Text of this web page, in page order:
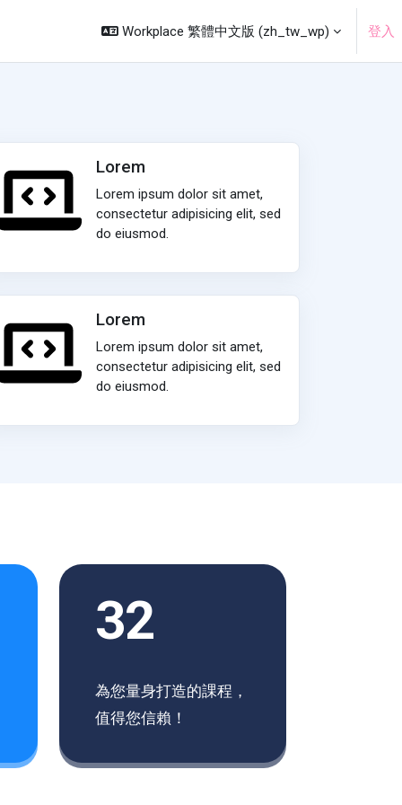
Workplace 繁體中文版 ‎(zh_tw_wp)‎ 登入
Lorem
Lorem ipsum dolor sit amet,
consectetur adipisicing elit, sed
do eiusmod.
Lorem
Lorem ipsum dolor sit amet,
consectetur adipisicing elit, sed
do eiusmod.
32
為您量身打造的課程，
值得您信賴！